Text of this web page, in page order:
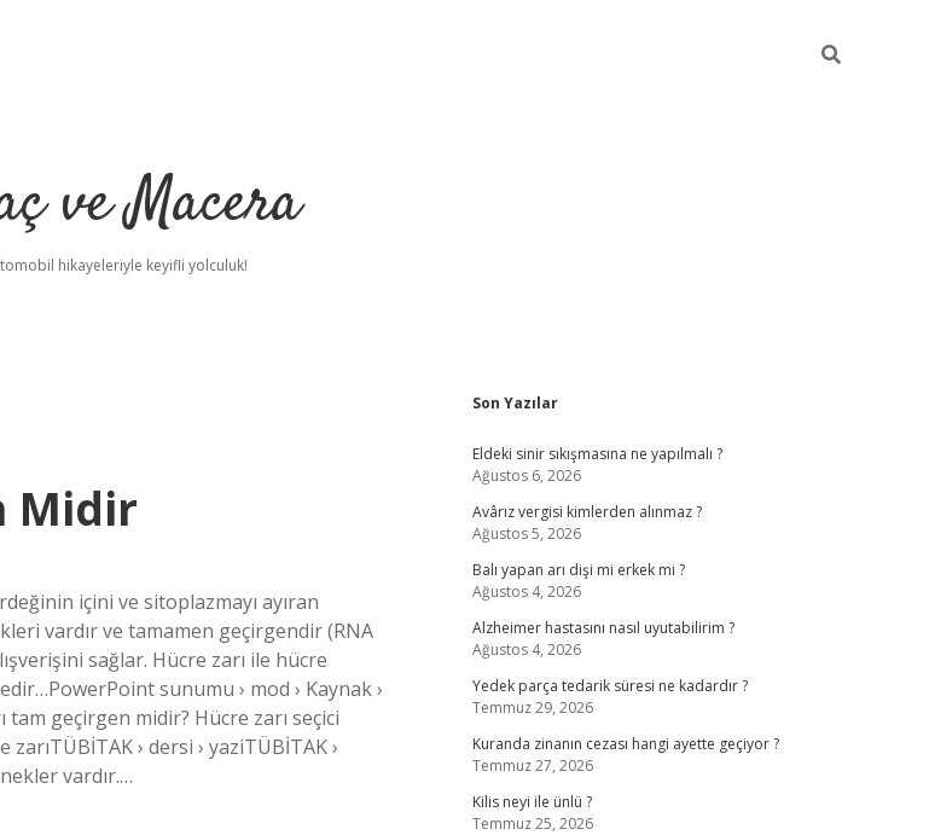
ve Macera
hikayeleriyle keyifli yolculuk!
Midir
içini ve sitoplazmayı ayıran
vardır ve tamamen geçirgendir (RNA
sağlar. Hücre zarı ile hücre
sunumu › mod › Kaynak ›
geçirgen midir? Hücre zarı seçici
› dersi › yaziTÜBİTAK ›
vardır.…
Sidebar
Son Yazılar
Eldeki sinir sıkışmasına ne yapılmalı ?
Ağustos 6, 2026
Avârız vergisi kimlerden alınmaz ?
Ağustos 5, 2026
Balı yapan arı dişi mi erkek mi ?
Ağustos 4, 2026
Alzheimer hastasını nasıl uyutabilirim ?
Ağustos 4, 2026
Yedek parça tedarik süresi ne kadardır ?
Temmuz 29, 2026
Kuranda zinanın cezası hangi ayette geçiyor ?
Temmuz 27, 2026
Kilis neyi ile ünlü ?
Temmuz 25, 2026